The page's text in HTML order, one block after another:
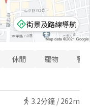
街景及路線導航
休閒 寵物 警
3.2分鐘 / 262m